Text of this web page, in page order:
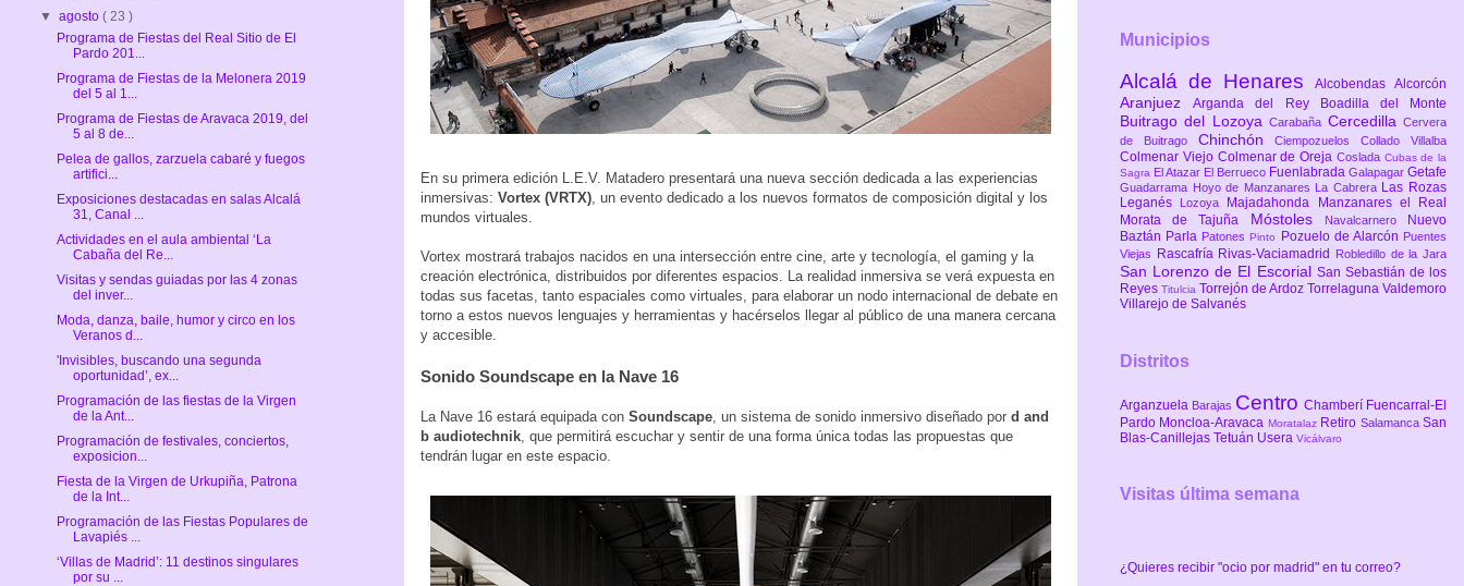
En su primera edición L.E.V. Matadero presentará una nueva sección dedicada a las experiencias
inmersivas: Vortex (VRTX) , un evento dedicado a los nuevos formatos de composición digital y los
mundos virtuales.
Vortex mostrará trabajos nacidos en una intersección entre cine, arte y tecnología, el gaming y la
creación electrónica, distribuidos por diferentes espacios. La realidad inmersiva se verá expuesta en
todas sus facetas, tanto espaciales como virtuales, para elaborar un nodo internacional de debate en
torno a estos nuevos lenguajes y herramientas y hacérselos llegar al público de una manera cercana
y accesible.
Sonido Soundscape en la Nave 16
La Nave 16 estará equipada con Soundscape , un sistema de sonido inmersivo diseñado por d and
b audiotechnik , que permitirá escuchar y sentir de una forma única todas las propuestas que
tendrán lugar en este espacio.
▼agosto( 23 )
Programa de Fiestas del Real Sitio de El
Pardo 201...
Programa de Fiestas de la Melonera 2019
del 5 al 1...
Programa de Fiestas de Aravaca 2019, del
5 al 8 de...
Pelea de gallos, zarzuela cabaré y fuegos
artifici...
Exposiciones destacadas en salas Alcalá
31, Canal ...
Actividades en el aula ambiental ‘La
Cabaña del Re...
Visitas y sendas guiadas por las 4 zonas
del inver...
Moda, danza, baile, humor y circo en los
Veranos d...
'Invisibles, buscando una segunda
oportunidad’, ex...
Programación de las fiestas de la Virgen
de la Ant...
Programación de festivales, conciertos,
exposicion...
Fiesta de la Virgen de Urkupiña, Patrona
de la Int...
Programación de las Fiestas Populares de
Lavapiés ...
‘Villas de Madrid’: 11 destinos singulares
por su ...
Municipios
Alcalá de Henares Alcobendas Alcorcón
AranjuezArganda del Rey Boadilla del Monte
Buitrago del LozoyaCarabaña CercedillaCervera
de Buitrago ChinchónCiempozuelosCollado Villalba
Colmenar Viejo Colmenar de Oreja Coslada Cubas de la
Sagra El Atazar El Berrueco Fuenlabrada Galapagar Getafe
Guadarrama Hoyo de Manzanares La Cabrera Las Rozas
Leganés
Lozoya Majadahonda
Manzanares el Real
Morata de Tajuña Móstoles Navalcarnero
Nuevo
Baztán Parla PatonesPinto Pozuelo de Alarcón Puentes
Viejas
Rascafría Rivas-Vaciamadrid Robledillo de la Jara
San Lorenzo de El Escorial San Sebastián de los
Reyes Titulcia Torrejón de Ardoz Torrelaguna Valdemoro
Villarejo de Salvanés
Distritos
Arganzuela Barajas Centro Chamberí Fuencarral-El
Pardo Moncloa-Aravaca Moratalaz Retiro SalamancaSan
Blas-Canillejas Tetuán Usera Vicálvaro
Visitas última semana
¿Quieres recibir "ocio por madrid" en tu correo?